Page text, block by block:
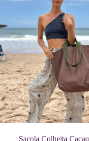
Sacola Colheita Cacau